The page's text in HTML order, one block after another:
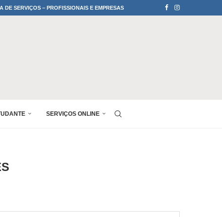
DE SERVIÇOS – PROFISSIONAIS E EMPRESAS
SERVIÇOS ONLINE